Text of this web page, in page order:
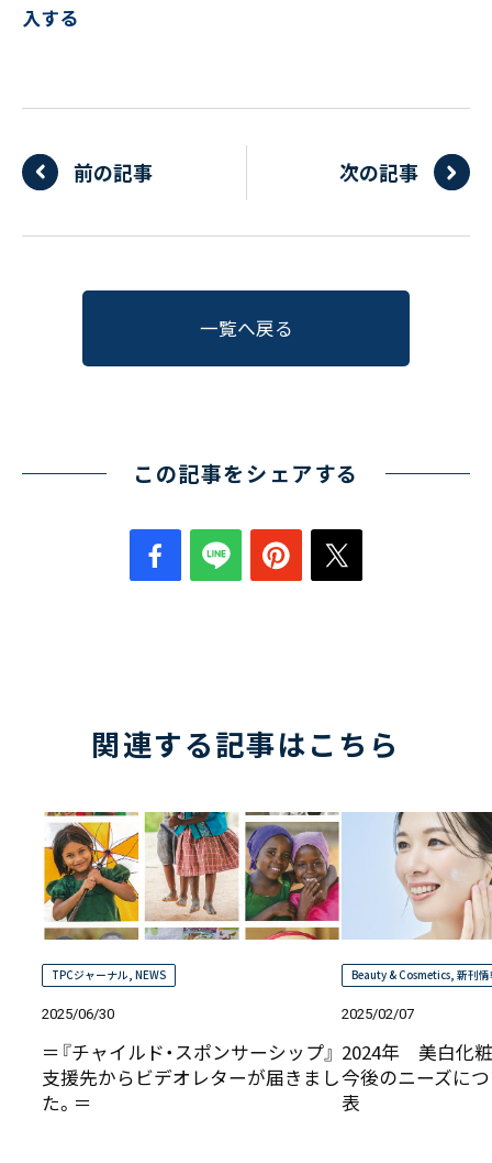
入する
前の記事 次の記事
一覧へ戻る
この記事をシェアする
関連する記事はこちら
TPCジャーナル, NEWS
2025/06/30
＝『チャイルド・スポンサーシップ』
支援先からビデオレターが届きまし
た。＝
Beauty & Cosmetics,新刊
2025/02/07
2024年 美白化
今後のニーズに
表